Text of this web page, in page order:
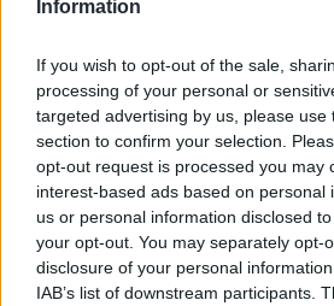
Information
If you wish to opt-out of the sale,
processing of your personal or
targeted advertising by us, please use
section to confirm your selection.
opt-out request is processed you may
interest-based ads based on personal
us or personal information disclosed
your opt-out. You may separately opt-
disclosure of your personal
IAB’s list of downstream participants.
andra ord en del utrymme:
Diskutera: Vad tycker du om
laddhybrider?
PRISER